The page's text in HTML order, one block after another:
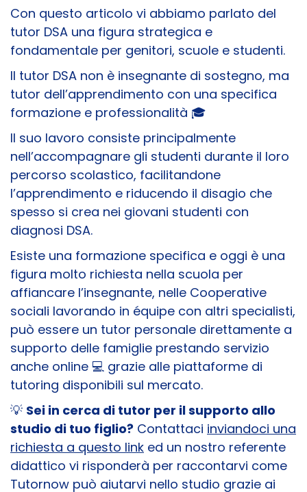
Con questo articolo vi abbiamo parlato del
tutor DSA una figura strategica e
fondamentale per genitori, scuole e studenti.
Il tutor DSA non è insegnante di sostegno, ma
tutor dell’apprendimento con una specifica
formazione e professionalità 🎓
Il suo lavoro consiste principalmente
nell’accompagnare gli studenti durante il loro
percorso scolastico, facilitandone
l’apprendimento e riducendo il disagio che
spesso si crea nei giovani studenti con
diagnosi DSA.
Esiste una formazione specifica e oggi è una
figura molto richiesta nella scuola per
affiancare l’insegnante, nelle Cooperative
sociali lavorando in équipe con altri specialisti,
può essere un tutor personale direttamente a
supporto delle famiglie prestando servizio
anche online 💻 grazie alle piattaforme di
tutoring disponibili sul mercato.
💡 Sei in cerca di tutor per il supporto allo
studio di tuo figlio? Contattaci inviandoci una
richiesta a questo link ed un nostro referente
didattico vi risponderà per raccontarvi come
Tutornow può aiutarvi nello studio grazie ai